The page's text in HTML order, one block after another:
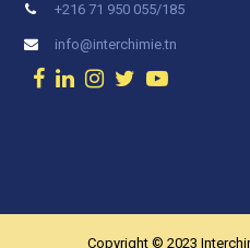
+216 71 950 055/185
info@interchimie.tn
Copyright © 2023